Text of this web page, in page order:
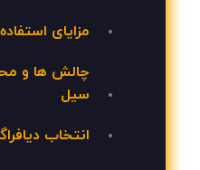
مزایای
چالش ها و
سیل
انتخاب